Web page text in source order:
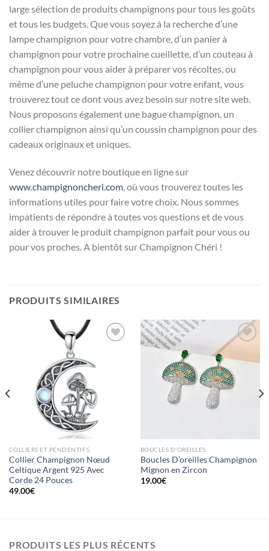
large sélection de produits champignons pour tous les goûts
et tous les budgets. Que vous soyez à la recherche d’une
lampe champignon pour votre chambre, d’un panier à
champignon pour votre prochaine cueillette, d’un couteau à
champignon pour vous aider à préparer vos récoltes, ou
même d’une peluche champignon pour votre enfant, vous
trouverez tout ce dont vous avez besoin sur notre site web.
Nous proposons également une bague champignon, un
collier champignon ainsi qu’un coussin champignon pour des
cadeaux originaux et uniques.
Venez découvrir notre boutique en ligne sur
www.champignoncheri.com, où vous trouverez toutes les
informations utiles pour faire votre choix. Nous sommes
impatients de répondre à toutes vos questions et de vous
aider à trouver le produit champignon parfait pour vous ou
pour vos proches. A bientôt sur Champignon Chéri !
PRODUITS SIMILAIRES
COLLIERS ET PENDENTIFS
Collier Champignon Nœud
Celtique Argent 925 Avec
Corde 24 Pouces
49.00€
Ajouter
à la liste
d’envies
BOUCLES D'OREILLES
Boucles D’oreilles Champignon
Mignon en Zircon
19.00€
PRODUITS LES PLUS RÉCENTS